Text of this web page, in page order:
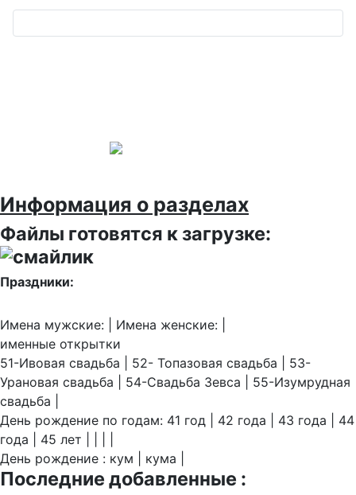
Информация о разделах
Файлы готовятся к загрузке:
Праздники:
Имена мужские: | Имена женские: |
именные открытки
51-Ивовая свадьба | 52- Топазовая свадьба | 53-
Урановая свадьба | 54-Свадьба Зевса | 55-Изумрудная
свадьба |
День рождение по годам: 41 год | 42 года | 43 года | 44
года | 45 лет | | | |
День рождение : кум | кума |
Последние добавленные :